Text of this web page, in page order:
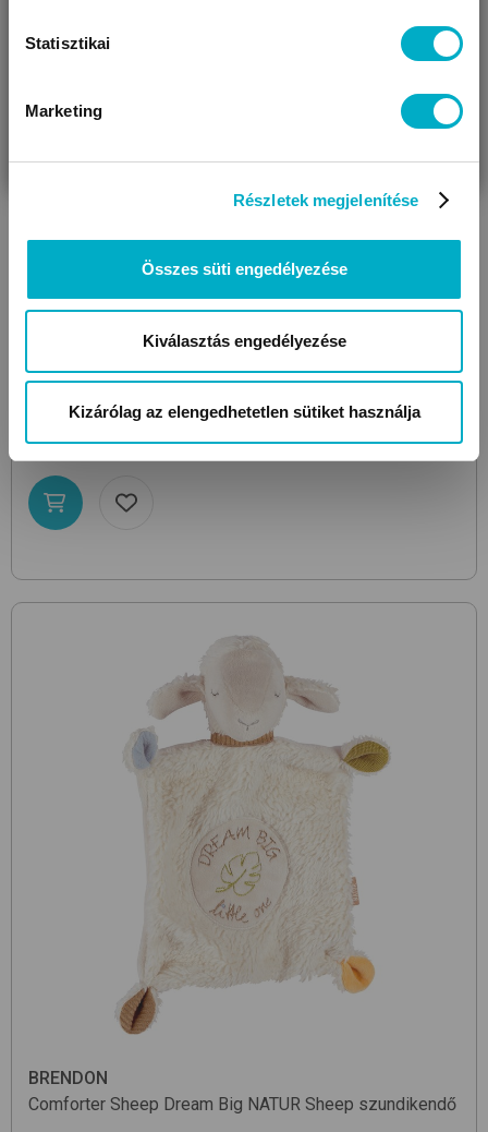
Statisztikai
Marketing
Részletek megjelenítése
Összes süti engedélyezése
Kiválasztás engedélyezése
Kizárólag az elengedhetetlen sütiket használja
BRENDON
5 599 Ft
BRENDON
Comforter Sheep Dream Big NATUR Sheep szundikendő
VÁRANDÓS
AJÁNDÉKOT